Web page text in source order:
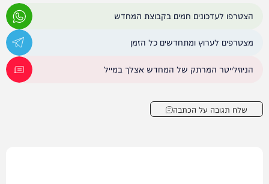
הצטרפו לעדכונים חמים בקבוצת המחדש
מצטרפים לערוץ ומתחדשים כל הזמן
הניוזלייטר המרתק של המחדש אצלך במייל
שלח תגובה על הכתבה